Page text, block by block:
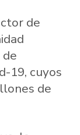
de
19, cuyos
de